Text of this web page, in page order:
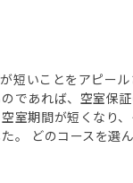
短いことをアピー
であれば、空室保
室期間が短くなり
。 どのコースを選